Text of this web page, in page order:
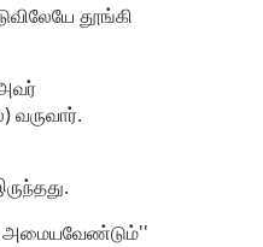
தூங்கி
வருவார்.
அமையவேண்டும்''